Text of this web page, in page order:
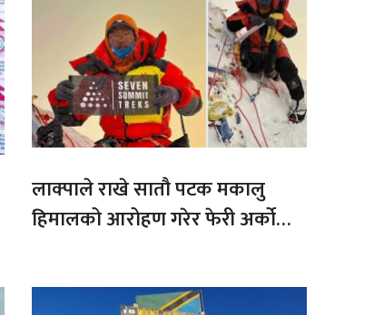
लाक्पाले राखे सातौ पटक मकालु
हिमालको आरोहण गरेर फेरी अर्को